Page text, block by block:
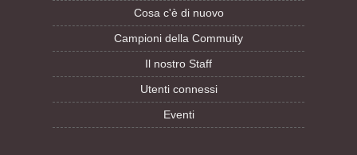
Cosa c'è di nuovo
Campioni della Commuity
Il nostro Staff
Utenti connessi
Eventi